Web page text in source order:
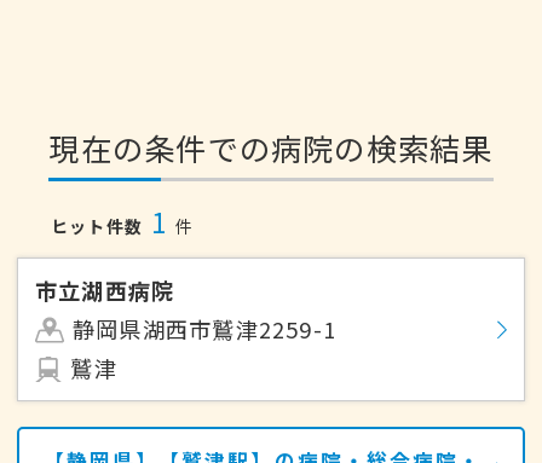
現在の条件での病院の検索結果
ヒット件数 1 件
市立湖西病院
静岡県湖西市鷲津2259-1
鷲津